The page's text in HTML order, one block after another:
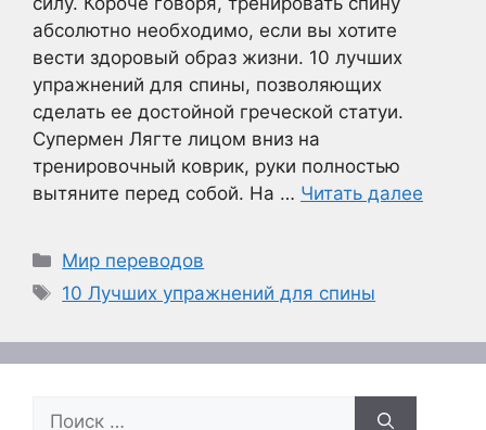
абсолютно необходимо, если вы хотите
вести здоровый образ жизни. 10 лучших
упражнений для спины, позволяющих
сделать ее достойной греческой статуи.
Супермен Лягте лицом вниз на
тренировочный коврик, руки полностью
вытяните перед собой. На … Читать далее
Рубрики
Мир переводов
Метки
10 Лучших упражнений для спины
Поиск: